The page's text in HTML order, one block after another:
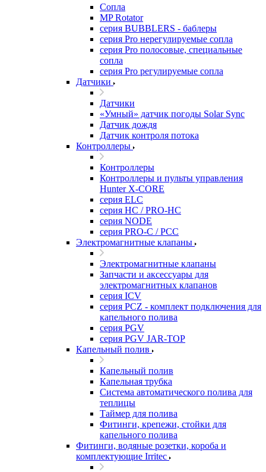
Сопла
MP Rotator
серия BUBBLERS - баблеры
серия Pro нерегулируемые сопла
серия Pro полосовые, специальные
сопла
серия Pro регулируемые сопла
Датчики
Датчики
«Умный» датчик погоды Solar Sync
Датчик дождя
Датчик контроля потока
Контроллеры
Контроллеры
Контроллеры и пульты управления
Hunter X-CORE
серия ELC
серия HC / PRO-HC
серия NODE
серия PRO-C / PCC
Электромагнитные клапаны
Электромагнитные клапаны
Запчасти и аксессуары для
электромагнитных клапанов
серия ICV
серия PCZ - комплект подключения для
капельного полива
серия PGV
серия PGV JAR-TOP
Капельный полив
Капельный полив
Капельная трубка
Система автоматического полива для
теплицы
Таймер для полива
Фитинги, крепежи, стойки для
капельного полива
Фитинги, водяные розетки, короба и
комплектующие Irritec